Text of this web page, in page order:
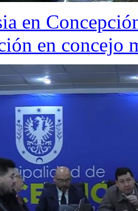
en
en concejo